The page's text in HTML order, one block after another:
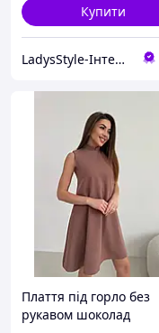
Купити
LadysStyle-Інтернет магазин жіночого одягу
Плаття під горло без
рукавом шоколад